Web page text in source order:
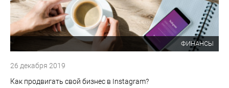
ФИНАНСЫ
26 декабря 2019
Как продвигать свой бизнес в Instagram?